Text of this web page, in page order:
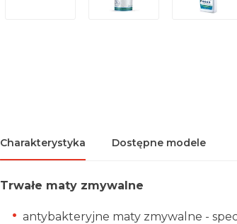
Charakterystyka Dostępne modele
Trwałe maty zmywalne
antybakteryjne maty zmywalne -